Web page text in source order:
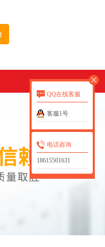
QQ在线客服
客服1号
电话咨询
18615501631